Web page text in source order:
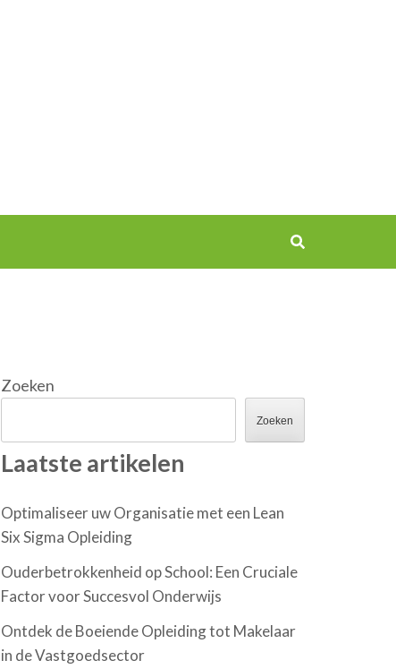
Zoeken
Zoeken
Laatste artikelen
Optimaliseer uw Organisatie met een Lean
Six Sigma Opleiding
Ouderbetrokkenheid op School: Een Cruciale
Factor voor Succesvol Onderwijs
Ontdek de Boeiende Opleiding tot Makelaar
in de Vastgoedsector